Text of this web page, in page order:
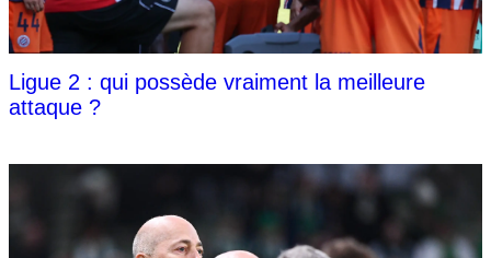
Ligue 2 : qui possède vraiment la meilleure
attaque ?